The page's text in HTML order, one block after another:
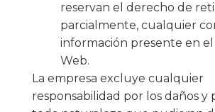
reservan el derecho de
parcialmente, cualquier
información presente en el
Web.
La empresa excluye cualquier
responsabilidad por los daños y